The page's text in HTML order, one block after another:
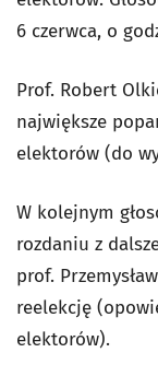
6 czerwca, o
Prof. Robert
największe
elektorów (do
W kolejnym
rozdaniu z
prof.
reelekcję
elektorów).